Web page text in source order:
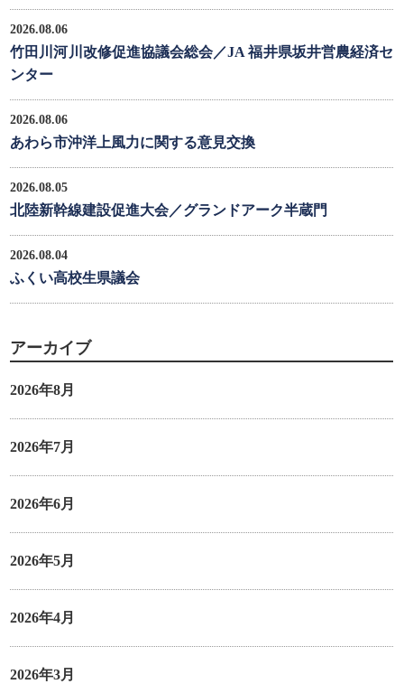
2026.08.06
竹田川河川改修促進協議会総会／JA 福井県坂井営農経済セ
ンター
2026.08.06
あわら市沖洋上風力に関する意見交換
2026.08.05
北陸新幹線建設促進大会／グランドアーク半蔵門
2026.08.04
ふくい高校生県議会
アーカイブ
2026年8月
2026年7月
2026年6月
2026年5月
2026年4月
2026年3月